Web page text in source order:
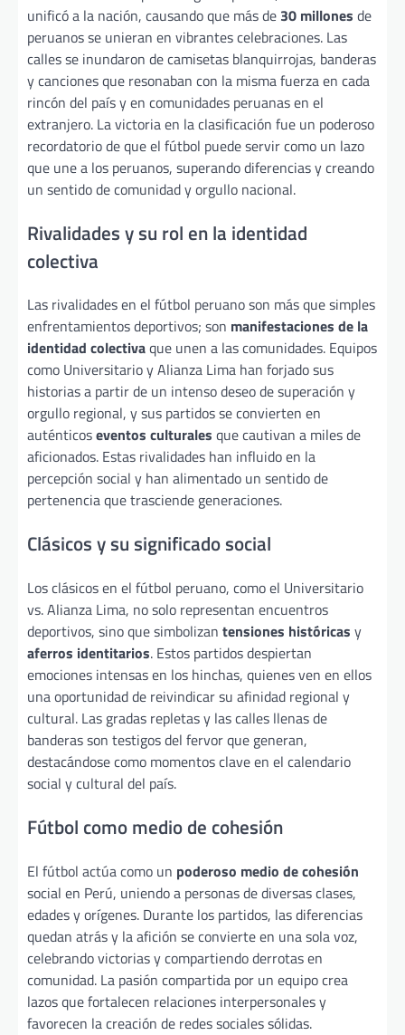
unificó a la nación, causando que más de 30 millones de
peruanos se unieran en vibrantes celebraciones. Las
calles se inundaron de camisetas blanquirrojas, banderas
y canciones que resonaban con la misma fuerza en cada
rincón del país y en comunidades peruanas en el
extranjero. La victoria en la clasificación fue un poderoso
recordatorio de que el fútbol puede servir como un lazo
que une a los peruanos, superando diferencias y creando
un sentido de comunidad y orgullo nacional.
Rivalidades y su rol en la identidad
colectiva
Las rivalidades en el fútbol peruano son más que simples
enfrentamientos deportivos; son manifestaciones de la
identidad colectivaque unen a las comunidades. Equipos
como Universitario y Alianza Lima han forjado sus
historias a partir de un intenso deseo de superación y
orgullo regional, y sus partidos se convierten en
auténticoseventos culturales que cautivan a miles de
aficionados. Estas rivalidades han influido en la
percepción social y han alimentado un sentido de
pertenencia que trasciende generaciones.
Clásicos y su significado social
Los clásicos en el fútbol peruano, como el Universitario
vs. Alianza Lima, no solo representan encuentros
deportivos, sino que simbolizan tensiones históricas y
aferros identitarios. Estos partidos despiertan
emociones intensas en los hinchas, quienes ven en ellos
una oportunidad de reivindicar su afinidad regional y
cultural. Las gradas repletas y las calles llenas de
banderas son testigos del fervor que generan,
destacándose como momentos clave en el calendario
social y cultural del país.
Fútbol como medio de cohesión
El fútbol actúa como un poderoso medio de cohesión
social en Perú, uniendo a personas de diversas clases,
edades y orígenes. Durante los partidos, las diferencias
quedan atrás y la afición se convierte en una sola voz,
celebrando victorias y compartiendo derrotas en
comunidad. La pasión compartida por un equipo crea
lazos que fortalecen relaciones interpersonales y
favorecen la creación de redes sociales sólidas.